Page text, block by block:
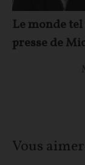
Le monde
presse de
Vous